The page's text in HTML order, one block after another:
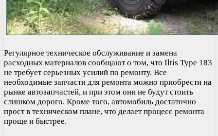
Регулярное техническое обслуживание и замена
расходных материалов сообщают о том, что Iltis Type 183
не требует серьезных усилий по ремонту. Все
необходимые запчасти для ремонта можно приобрести на
рынке автозапчастей, и при этом они не будут стоить
слишком дорого. Кроме того, автомобиль достаточно
прост в техническом плане, что делает процесс ремонта
проще и быстрее.